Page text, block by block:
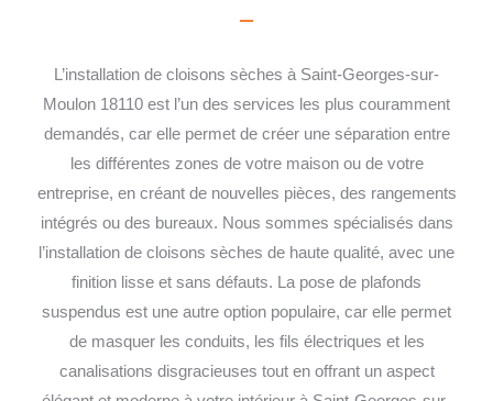
L’installation de cloisons sèches à Saint-Georges-sur-
Moulon 18110 est l’un des services les plus couramment
demandés, car elle permet de créer une séparation entre
les différentes zones de votre maison ou de votre
entreprise, en créant de nouvelles pièces, des rangements
intégrés ou des bureaux. Nous sommes spécialisés dans
l’installation de cloisons sèches de haute qualité, avec une
finition lisse et sans défauts.
La pose de plafonds
suspendus est une autre option populaire, car elle permet
de masquer les conduits, les fils électriques et les
canalisations disgracieuses tout en offrant un aspect